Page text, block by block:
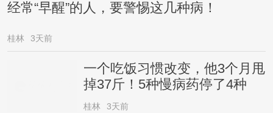
经常“早醒”的人，要警惕这几种病！
桂林 3天前
一个吃饭习惯改变，他3个月甩
掉37斤！5种慢病药停了4种
桂林 3天前